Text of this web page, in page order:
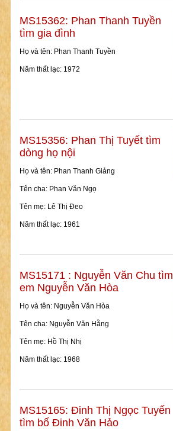
MS15362: Phan Thanh Tuyền
tìm gia đình
Họ và tên: Phan Thanh Tuyền
Năm thất lạc: 1972
MS15356: Phan Thị Tuyết tìm
dòng họ nội
Họ và tên: Phan Thanh Giảng
Tên cha: Phan Văn Ngọ
Tên mẹ: Lê Thị Đeo
Năm thất lạc: 1961
MS15171 : Nguyễn Văn Chu tìm
em Nguyễn Văn Hòa
Họ và tên: Nguyễn Văn Hòa
Tên cha: Nguyễn Văn Hằng
Tên mẹ: Hồ Thị Nhị
Năm thất lạc: 1968
MS15165: Đinh Thị Ngọc Tuyến
tìm bố Đinh Văn Hảo